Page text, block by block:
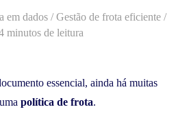
em dados /Gestão de frota eficiente /
minutos de leitura
essencial, ainda há muitas
política de frota.